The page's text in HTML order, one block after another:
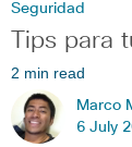
Seguridad
Tips para
2 min read
Marco
6 July